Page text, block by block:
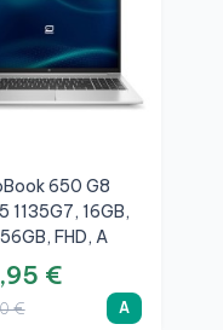
650 G8
1135G7, 16GB,
FHD, A
€
€ A